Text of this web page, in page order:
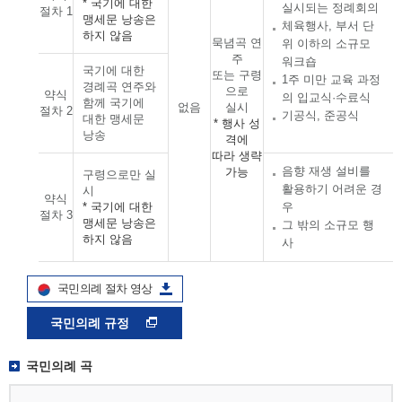
절차 1
* 국기에 대한
맹세문 낭송은
하지 않음
없음
묵념곡 연
주
또는 구령
으로
실시
* 행사 성
격에
따라 생략
가능
실시되는 정례회의
체육행사, 부서 단
위 이하의 소규모
워크숍
1주 미만 교육 과정
의 입교식·수료식
기공식, 준공식
약식
절차 2
국기에 대한
경례곡 연주와
함께 국기에
대한 맹세문
낭송
약식
절차 3
구령으로만 실
시
* 국기에 대한
맹세문 낭송은
하지 않음
음향 재생 설비를
활용하기 어려운 경
우
그 밖의 소규모 행
사
국민의례 절차 영상
국민의례 규정
국민의례 곡